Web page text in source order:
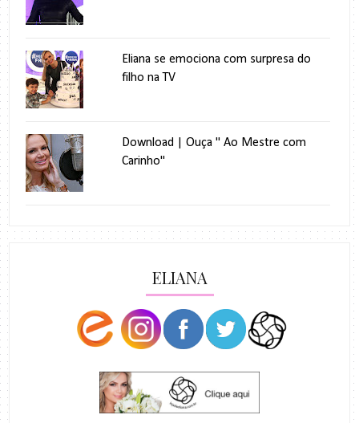
Eliana se emociona com surpresa do
filho na TV
Download | Ouça " Ao Mestre com
Carinho"
ELIANA